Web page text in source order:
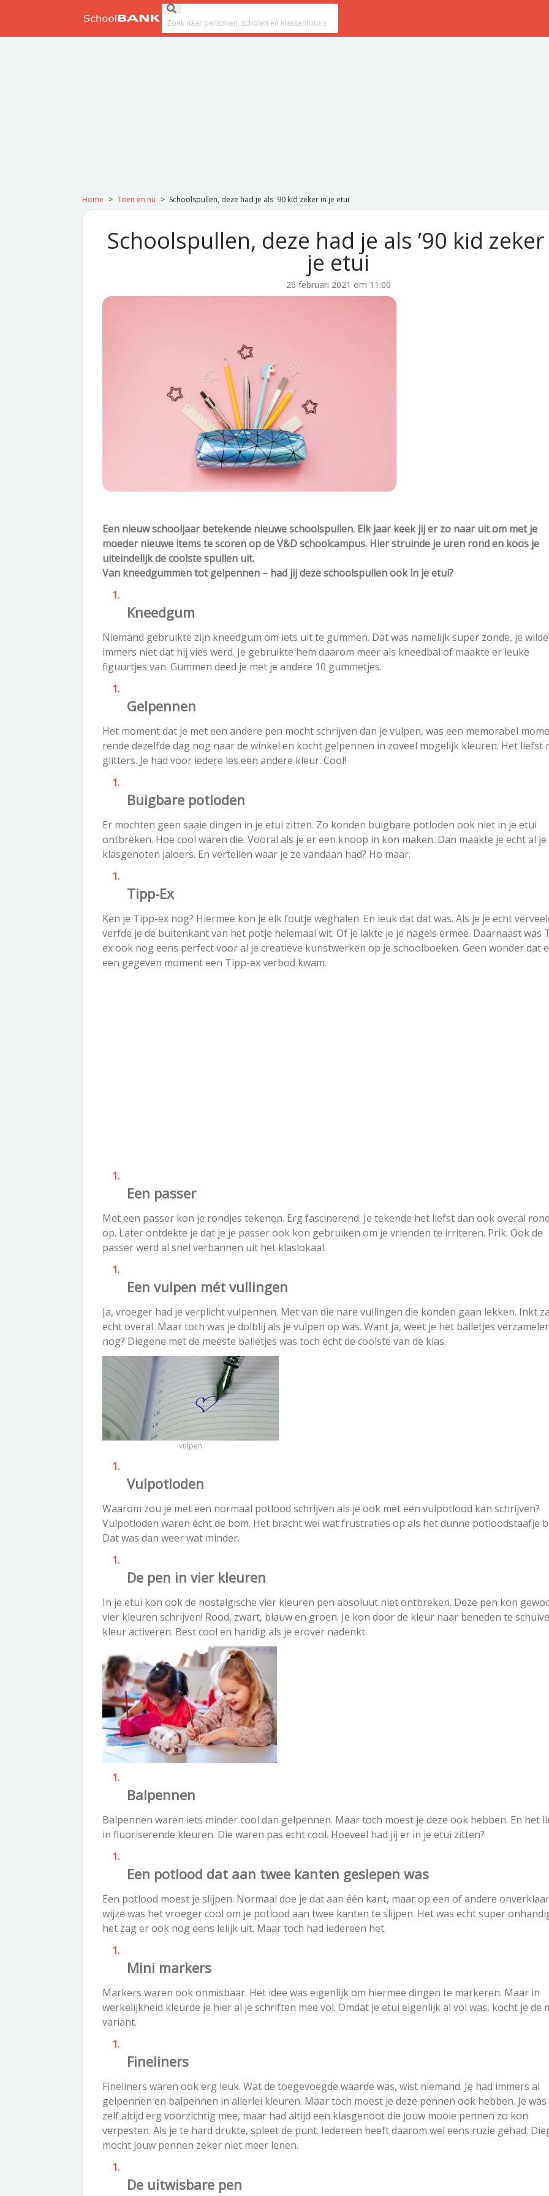
Submit search
Search field
Home > Toen en nu > Schoolspullen, deze had je als '90 kid zeker in je etui
Schoolspullen, deze had je als ’90 kid
je etui
26 februari 2021 om 11:00
Een nieuw schooljaar betekende nieuwe schoolspullen. Elk jaar keek jij er zo naar uit om met je
moeder nieuwe items te scoren op de V&D schoolcampus. Hier struinde je uren rond en koos je
uiteindelijk de coolste spullen uit.
Van kneedgummen tot gelpennen – had jij deze schoolspullen ook in je etui?
Kneedgum
Niemand gebruikte zijn kneedgum om iets uit te gummen. Dat was namelijk super zonde, je wilde
immers niet dat hij vies werd. Je gebruikte hem daarom meer als kneedbal of maakte er leuke
figuurtjes van. Gummen deed je met je andere 10 gummetjes.
Gelpennen
Het moment dat je met een andere pen mocht schrijven dan je vulpen, was een memorabel
rende dezelfde dag nog naar de winkel en kocht gelpennen in zoveel mogelijk kleuren. Het liefst
glitters. Je had voor iedere les een andere kleur. Cool!
Buigbare potloden
Er mochten geen saaie dingen in je etui zitten. Zo konden buigbare potloden ook niet in je etui
ontbreken. Hoe cool waren die. Vooral als je er een knoop in kon maken. Dan maakte je echt al je
klasgenoten jaloers. En vertellen waar je ze vandaan had? Ho maar.
Tipp-Ex
Ken je Tipp-ex nog? Hiermee kon je elk foutje weghalen. En leuk dat dat was. Als je je echt
verfde je de buitenkant van het potje helemaal wit. Of je lakte je je nagels ermee. Daarnaast was
ex ook nog eens perfect voor al je creatieve kunstwerken op je schoolboeken. Geen wonder dat
een gegeven moment een Tipp-ex verbod kwam.
Een passer
Met een passer kon je rondjes tekenen. Erg fascinerend. Je tekende het liefst dan ook overal
op. Later ontdekte je dat je je passer ook kon gebruiken om je vrienden te irriteren. Prik. Ook de
passer werd al snel verbannen uit het klaslokaal.
Een vulpen mét vullingen
Ja, vroeger had je verplicht vulpennen. Met van die nare vullingen die konden gaan lekken. Inkt
echt overal. Maar toch was je dolblij als je vulpen op was. Want ja, weet je het balletjes
nog? Diegene met de meeste balletjes was toch echt de coolste van de klas.
vulpen
Vulpotloden
Waarom zou je met een normaal potlood schrijven als je ook met een vulpotlood kan schrijven?
Vulpotloden waren écht de bom. Het bracht wel wat frustraties op als het dunne potloodstaafje
Dat was dan weer wat minder.
De pen in vier kleuren
In je etui kon ook de nostalgische vier kleuren pen absoluut niet ontbreken. Deze pen kon
vier kleuren schrijven! Rood, zwart, blauw en groen. Je kon door de kleur naar beneden te
kleur activeren. Best cool en handig als je erover nadenkt.
Balpennen
Balpennen waren iets minder cool dan gelpennen. Maar toch moest je deze ook hebben. En het
in fluoriserende kleuren. Die waren pas echt cool. Hoeveel had jij er in je etui zitten?
Een potlood dat aan twee kanten geslepen was
Een potlood moest je slijpen. Normaal doe je dat aan één kant, maar op een of andere
wijze was het vroeger cool om je potlood aan twee kanten te slijpen. Het was echt super
het zag er ook nog eens lelijk uit. Maar toch had iedereen het.
Mini markers
Markers waren ook onmisbaar. Het idee was eigenlijk om hiermee dingen te markeren. Maar in
werkelijkheid kleurde je hier al je schriften mee vol. Omdat je etui eigenlijk al vol was, kocht je de
variant.
Fineliners
Fineliners waren ook erg leuk. Wat de toegevoegde waarde was, wist niemand. Je had immers al
gelpennen en balpennen in allerlei kleuren. Maar toch moest je deze pennen ook hebben. Je
zelf altijd erg voorzichtig mee, maar had altijd een klasgenoot die jouw mooie pennen zo kon
verpesten. Als je te hard drukte, spleet de punt. Iedereen heeft daarom wel eens ruzie gehad.
mocht jouw pennen zeker niet meer lenen.
De uitwisbare pen